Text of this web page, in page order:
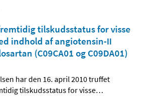
tilskudsstatus for visse
indhold af angiotensin-II
(C09CA01 og C09DA01)
har den 16. april 2010 truffet
tilskudsstatus for visse…